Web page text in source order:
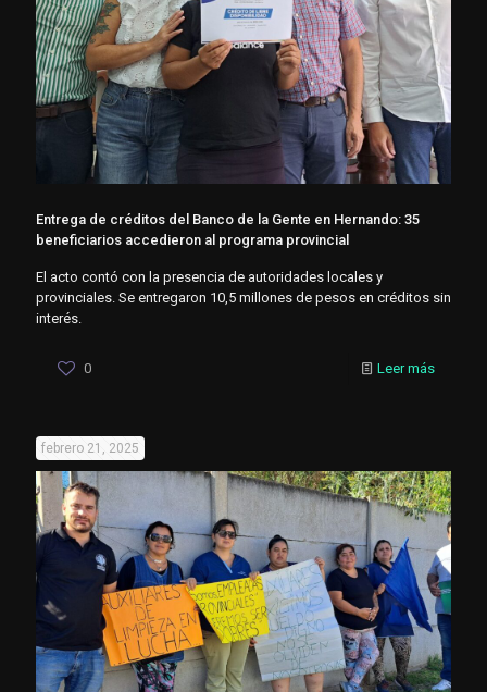
Entrega de créditos del Banco de la Gente en Hernando: 35
beneficiarios accedieron al programa provincial
El acto contó con la presencia de autoridades locales y
provinciales. Se entregaron 10,5 millones de pesos en créditos sin
interés.
0 Leer más
febrero 21, 2025